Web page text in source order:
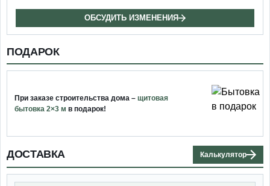
ОБСУДИТЬ ИЗМЕНЕНИЯ
ПОДАРОК
При заказе строительства дома – щитовая
бытовка 2×3 м в подарок!
ДОСТАВКА Калькулятор